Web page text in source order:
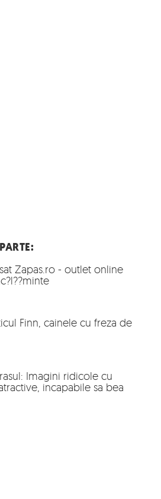
Zapas.ro - outlet online
Finn, cainele cu freza de
Imagini ridicole cu
incapabile sa bea